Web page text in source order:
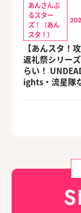
あんさんぶ
るスター
ズ！（あん
スタ！）
【あんスタ！攻
返礼祭シリー
らい！
ights・流星隊